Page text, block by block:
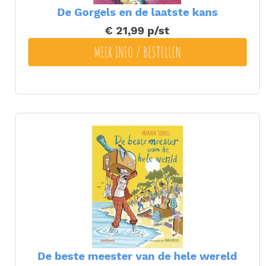
De Gorgels en de laatste kans
€ 21,99 p/st
MEER INFO / BESTELLEN
De beste meester van de hele wereld